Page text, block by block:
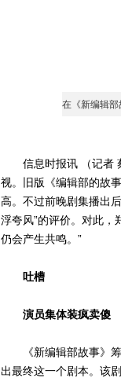
在《新编辑
信息时报讯 （记者 蔡
视。旧版《编辑部的故
高。不过前晚剧集播出
浮夸风”的评价。对此，
仍会产生共鸣。”
吐槽
演员集体装疯卖傻
《新编辑部故事》筹
出最终这一个剧本。该